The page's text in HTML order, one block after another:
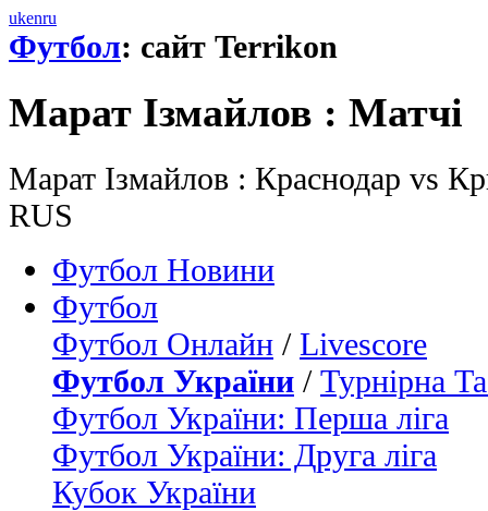
ukenru
Футбол: сайт Terrikon
Марат Iзмайлов : Матчi
Марат Iзмайлов : Краснодар vs
RUS
Футбол Новини
Футбол
Футбол Онлайн / Livescore
Футбол України / Турнірна
Футбол України: Перша ліга
Футбол України: Друга ліга
Кубок України